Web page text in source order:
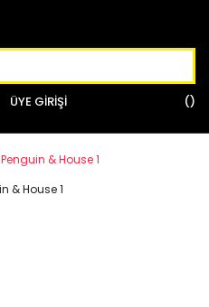
ÜYE GİRİŞİ
Penguin & House 1